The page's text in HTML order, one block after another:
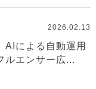
2026.02.13
AIによる自動運用
ルエンサー広...